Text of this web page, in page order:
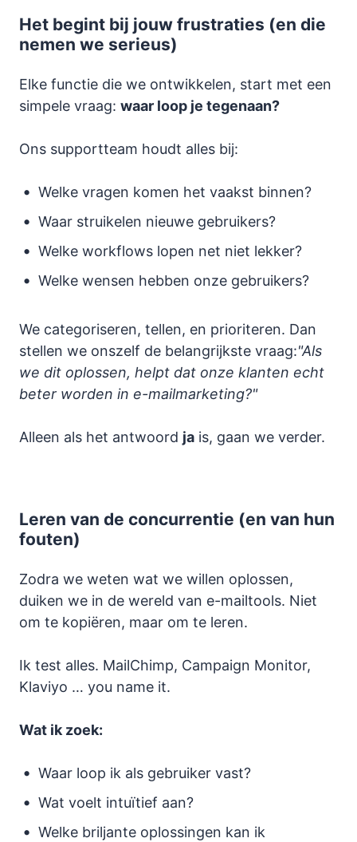
Het begint bij jouw frustraties (en die
nemen we serieus)
Elke functie die we ontwikkelen, start met een
simpele vraag: waar loop je tegenaan?
Ons supportteam houdt alles bij:
Welke vragen komen het vaakst binnen?
Waar struikelen nieuwe gebruikers?
Welke workflows lopen net niet lekker?
Welke wensen hebben onze gebruikers?
We categoriseren, tellen, en prioriteren. Dan
stellen we onszelf de belangrijkste vraag:"Als
we dit oplossen, helpt dat onze klanten echt
beter worden in e-mailmarketing?"
Alleen als het antwoord ja is, gaan we verder.
Leren van de concurrentie (en van hun
fouten)
Zodra we weten wat we willen oplossen,
duiken we in de wereld van e-mailtools. Niet
om te kopiëren, maar om te leren.
Ik test alles. MailChimp, Campaign Monitor,
Klaviyo … you name it.
Wat ik zoek:
Waar loop ik als gebruiker vast?
Wat voelt intuïtief aan?
Welke briljante oplossingen kan ik